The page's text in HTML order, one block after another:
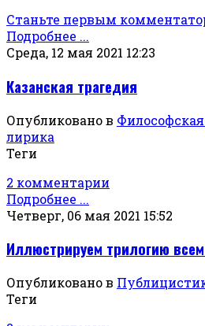
Станьте первым
Подробнее ...
Среда, 12 мая 2021 12:23
Казанская трагедия
Опубликовано в
лирика
Теги
2 комментарии
Подробнее ...
Четверг, 06 мая 2021 15:52
Иллюстрируем трилогию
Опубликовано в
Теги